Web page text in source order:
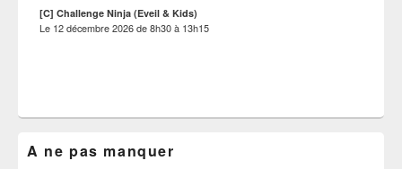
[C] Challenge Ninja (Eveil & Kids)
Le 12 décembre 2026de8h30à 13h15
A ne pas manquer